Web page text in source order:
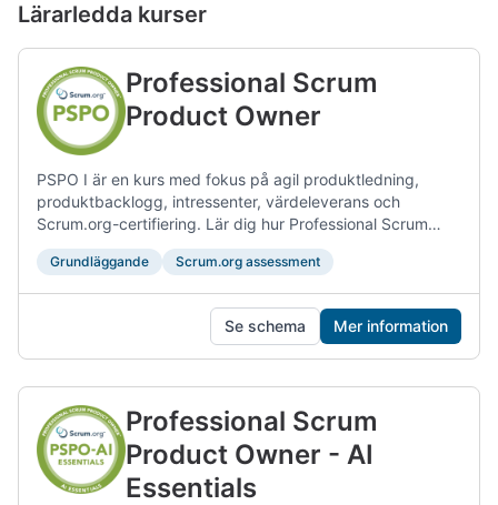
Lärarledda kurser
Professional Scrum
Product Owner
PSPO I är en kurs med fokus på agil produktledning,
produktbacklogg, intressenter, värdeleverans och
Scrum.org-certifiering. Lär dig hur Professional Scrum
hjälper produktägare att fatta bättre produktbeslut och
maximera värde.
Grundläggande Scrum.org assessment
Se schema Mer information
Professional Scrum
Product Owner - AI
Essentials